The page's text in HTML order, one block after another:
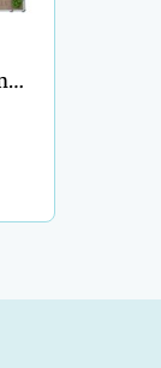
Großer Wohnungsplan mit 3 Schlafzimmern und Büro